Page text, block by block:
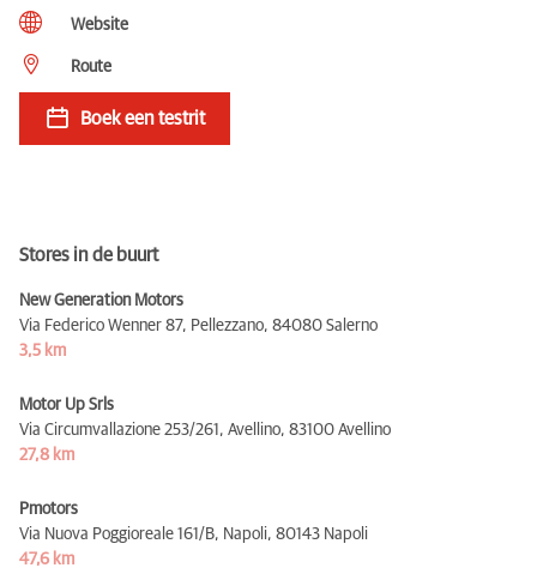
Website
Route
Boek een testrit
Stores in de buurt
New Generation Motors
Via Federico Wenner 87, Pellezzano, 84080 Salerno
3,5 km
Motor Up Srls
Via Circumvallazione 253/261, Avellino, 83100 Avellino
27,8 km
Pmotors
Via Nuova Poggioreale 161/B, Napoli, 80143 Napoli
47,6 km